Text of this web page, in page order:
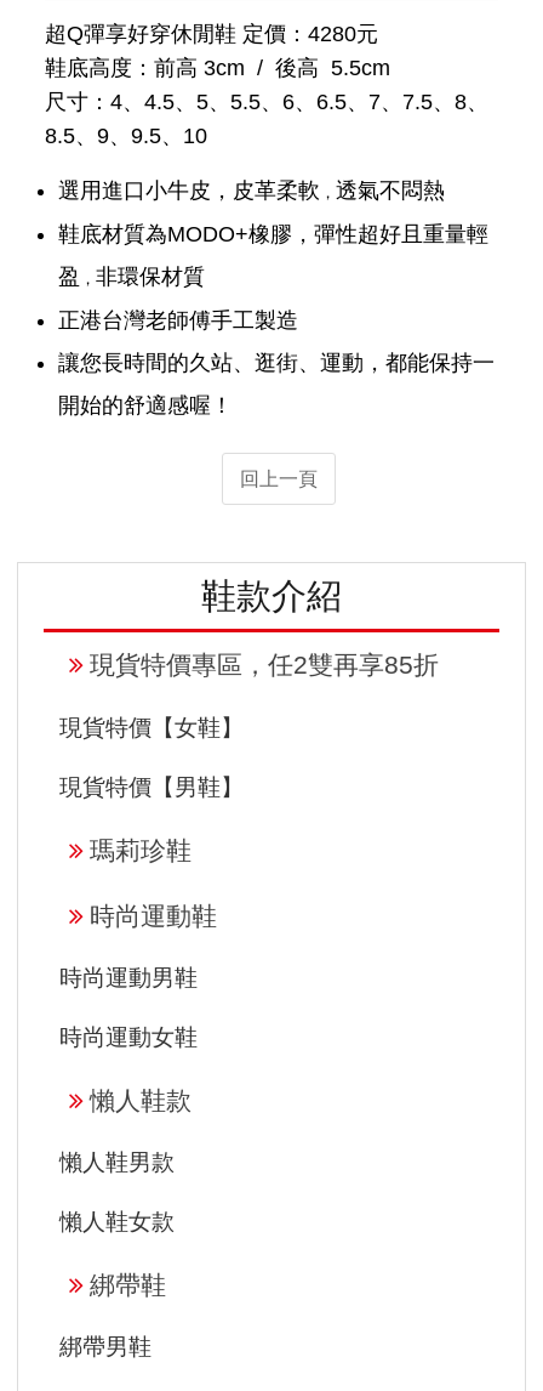
鞋款介紹
現貨特價專區，任2雙再享85折
現貨特價【女鞋】
現貨特價【男鞋】
瑪莉珍鞋
時尚運動鞋
時尚運動男鞋
時尚運動女鞋
懶人鞋款
懶人鞋男款
懶人鞋女款
綁帶鞋
綁帶男鞋
超Q彈享好穿休閒鞋 定價：4280元
鞋底高度：前高 3cm / 後高 5.5cm
尺寸：4、4.5、5、5.5、6、6.5、7、7.5、8、
8.5、9、9.5、10
選用進口小牛皮，皮革柔軟 ， 透氣不悶熱
鞋底材質為MODO+橡膠，彈性超好且重量輕
盈 ， 非環保材質
正港台灣老師傅手工製造
讓您長時間的久站、逛街、運動，都能保持一
開始的舒適感喔！
回上一頁